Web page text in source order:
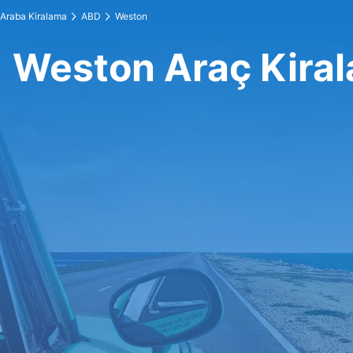
Araba Kiralama ABD Weston
Weston Araç